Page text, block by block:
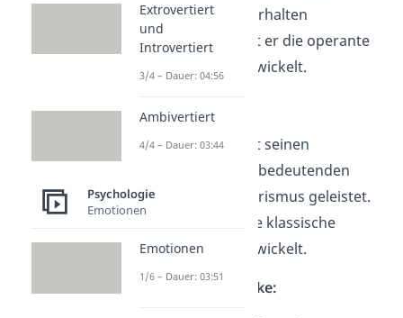
Experimente zum Verhalten
durchgeführt. So hat er die operante
Konditionierung entwickelt.
Auch Pawlow hat mit seinen
Experimenten einen bedeutenden
Beitrag zum Behaviorismus geleistet.
Dabei hat er auch die klassische
Konditionierung entwickelt.
Edward Lee Thorndike:
Extrovertiert
und
Introvertiert
3/4 – Dauer: 04:56
Ambivertiert
4/4 – Dauer: 03:44
Psychologie
Emotionen
Emotionen
1/6 – Dauer: 03:51